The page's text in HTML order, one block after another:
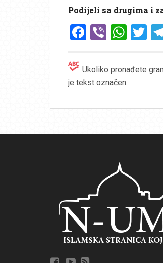
Podijeli sa drugima i
Facebook
Viber
Ukoliko pronađete
je tekst označen.